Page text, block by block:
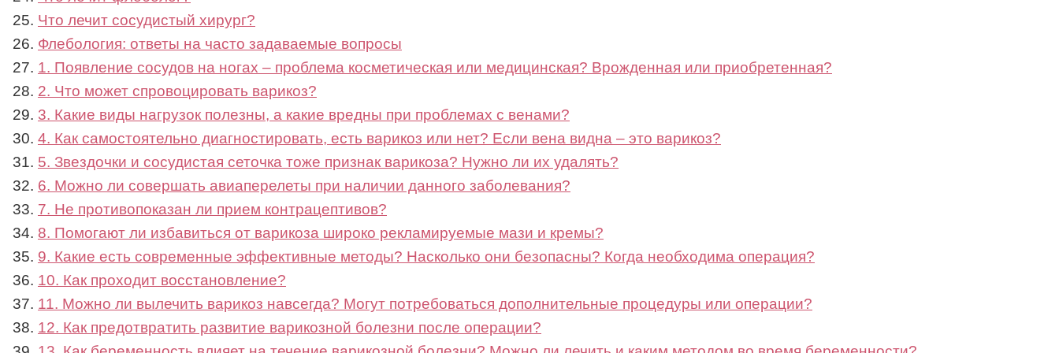
Что лечит сосудистый хирург?
Флебология: ответы на часто задаваемые вопросы
1. Появление сосудов на ногах – проблема косметическая или медицинская? Врожденная или приобретенная?
2. Что может спровоцировать варикоз?
3. Какие виды нагрузок полезны, а какие вредны при проблемах с венами?
4. Как самостоятельно диагностировать, есть варикоз или нет? Если вена видна – это варикоз?
5. Звездочки и сосудистая сеточка тоже признак варикоза? Нужно ли их удалять?
6. Можно ли совершать авиаперелеты при наличии данного заболевания?
7. Не противопоказан ли прием контрацептивов?
8. Помогают ли избавиться от варикоза широко рекламируемые мази и кремы?
9. Какие есть современные эффективные методы? Насколько они безопасны? Когда необходима операция?
10. Как проходит восстановление?
11. Можно ли вылечить варикоз навсегда? Могут потребоваться дополнительные процедуры или операции?
12. Как предотвратить развитие варикозной болезни после операции?